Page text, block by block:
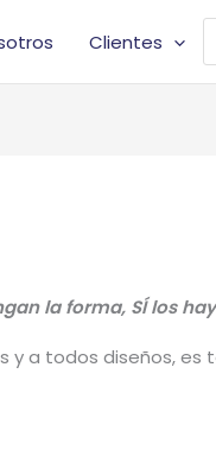
Clientes
la forma, SÍ los
a todos diseños, es